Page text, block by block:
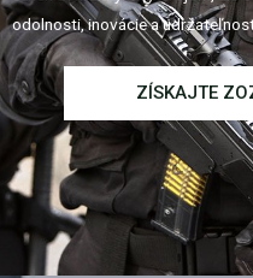
odolnosti, inovácie a
ZÍSKAJTE